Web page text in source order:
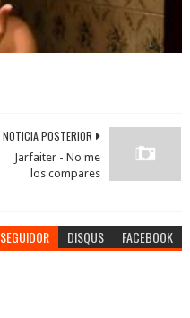
NOTICIA POSTERIOR
Jarfaiter - No me
los compares
SEGUIDOR DISQUS FACEBOOK